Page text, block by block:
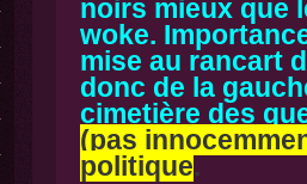
noirs mieux que
woke.
mise au rancart
donc de la
cimetière des
(pas
politique.